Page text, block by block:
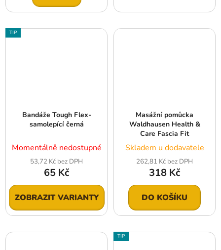
TIP
Bandáže Tough Flex-
samolepící černá
Momentálně nedostupné
53,72 Kč bez DPH
65 Kč
ZOBRAZIT VARIANTY
Masážní pomůcka
Waldhausen Health &
Care Fascia Fit
Skladem u dodavatele
262,81 Kč bez DPH
318 Kč
DO KOŠÍKU
TIP